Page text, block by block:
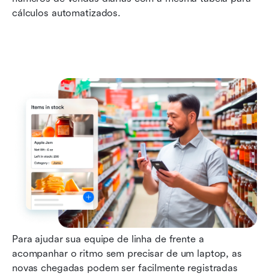
cálculos automatizados.
Para ajudar sua equipe de linha de frente a
acompanhar o ritmo sem precisar de um laptop, as
novas chegadas podem ser facilmente registradas